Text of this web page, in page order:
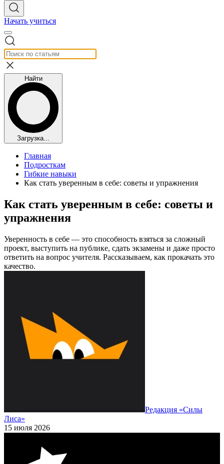
Начать учиться
Найти
Загрузка...
Главная
Подросткам
Гибкие навыки
Как стать уверенным в себе: советы и упражнения
Как стать уверенным в себе: советы и
упражнения
Уверенность в себе — это способность взяться за сложный
проект, выступить на публике, сдать экзамены и даже просто
ответить на вопрос учителя. Рассказываем, как прокачать это
качество.
Редакция «Силы
Лиса»
15 июля 2026